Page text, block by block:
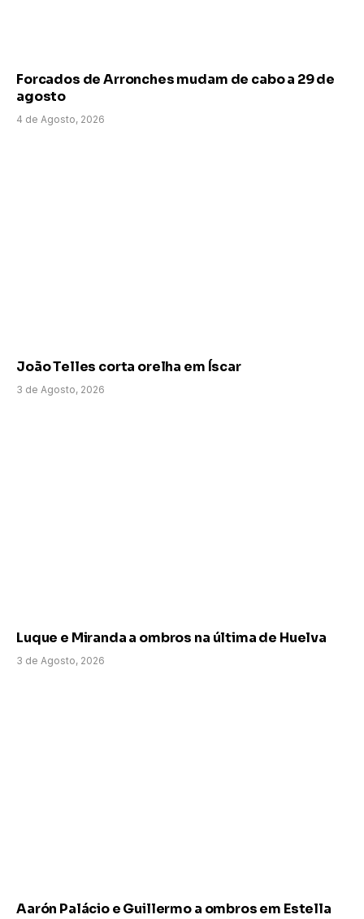
Forcados de Arronches mudam de cabo a 29 de
agosto
4 de Agosto, 2026
João Telles corta orelha em Íscar
3 de Agosto, 2026
Luque e Miranda a ombros na última de Huelva
3 de Agosto, 2026
Aarón Palácio e Guillermo a ombros em Estella